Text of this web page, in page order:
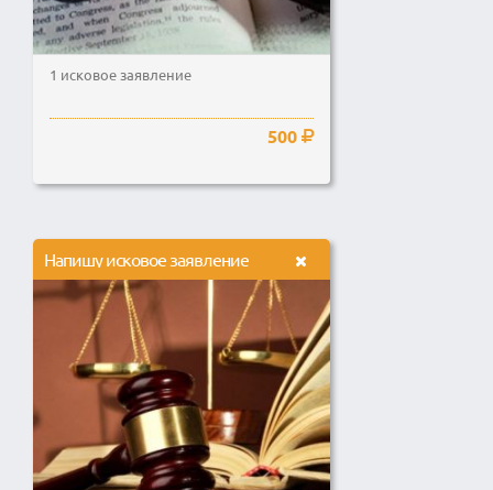
1 исковое заявление
500
Напишу исковое заявление